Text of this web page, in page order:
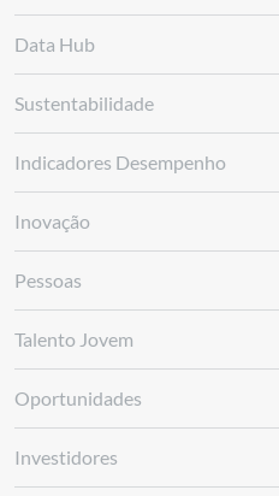
Data Hub
Sustentabilidade
Indicadores Desempenho
Inovação
Pessoas
Talento Jovem
Oportunidades
Investidores